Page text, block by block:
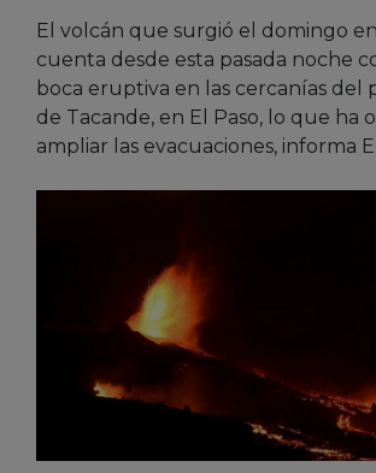
El volcán que surgió el domingo
cuenta desde esta pasada noche
boca eruptiva en las cercanías del
de Tacande, en El Paso, lo que ha
ampliar las evacuaciones, informa